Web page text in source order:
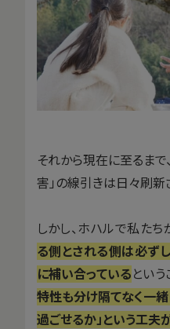
それから現在に至るま
害」の線引きは日々刷新
しかし、ホハルで私たち
る側とされる側は必ず
に補い合っているという
特性も分け隔てなく一緒
過ごせるか」という工夫